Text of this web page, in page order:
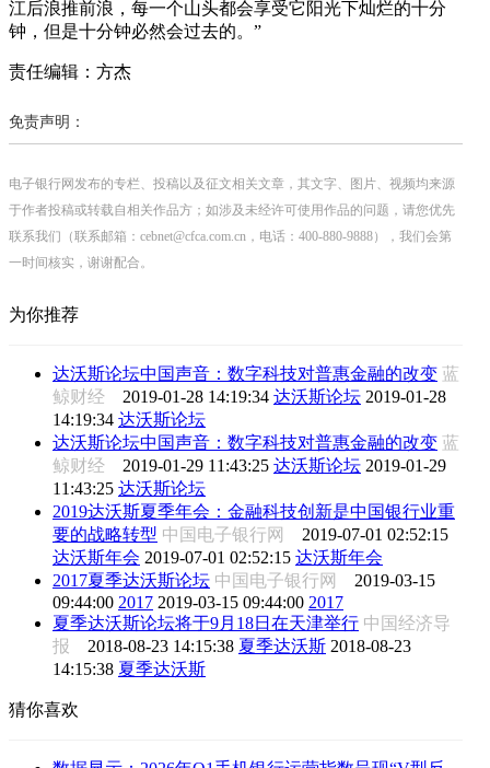
江后浪推前浪，每一个山头都会享受它阳光下灿烂的十分
钟，但是十分钟必然会过去的。”
责任编辑：方杰
免责声明：
电子银行网发布的专栏、投稿以及征文相关文章，其文字、图片、视频均来源
于作者投稿或转载自相关作品方；如涉及未经许可使用作品的问题，请您优先
联系我们（联系邮箱：cebnet@cfca.com.cn，电话：400-880-9888），我们会第
一时间核实，谢谢配合。
为你推荐
达沃斯论坛中国声音：数字科技对普惠金融的改变 蓝
鲸财经 2019-01-28 14:19:34 达沃斯论坛 2019-01-28
14:19:34 达沃斯论坛
达沃斯论坛中国声音：数字科技对普惠金融的改变 蓝
鲸财经 2019-01-29 11:43:25 达沃斯论坛 2019-01-29
11:43:25 达沃斯论坛
2019达沃斯夏季年会：金融科技创新是中国银行业重
要的战略转型 中国电子银行网 2019-07-01 02:52:15
达沃斯年会 2019-07-01 02:52:15 达沃斯年会
2017夏季达沃斯论坛 中国电子银行网 2019-03-15
09:44:00 2017 2019-03-15 09:44:00 2017
夏季达沃斯论坛将于9月18日在天津举行 中国经济导
报 2018-08-23 14:15:38 夏季达沃斯 2018-08-23
14:15:38 夏季达沃斯
猜你喜欢